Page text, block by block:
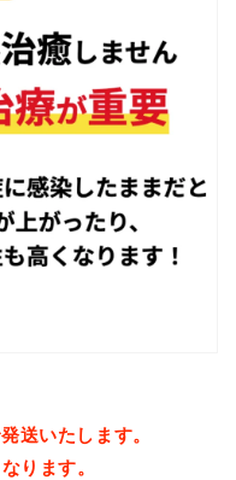
送いたします。
ります。